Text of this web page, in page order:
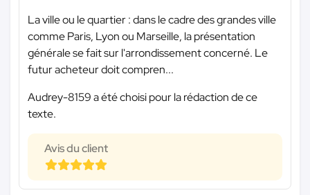
La ville ou le quartier : dans le cadre des grandes ville
comme Paris, Lyon ou Marseille, la présentation
générale se fait sur l'arrondissement concerné. Le
futur acheteur doit compren...
Audrey-8159 a été choisi pour la rédaction de ce
texte.
Avis du client